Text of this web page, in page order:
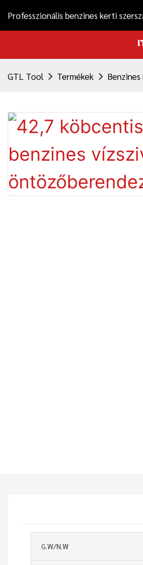
Professzionális benzines kerti
GTL Tool Termékek
G.W/N.W